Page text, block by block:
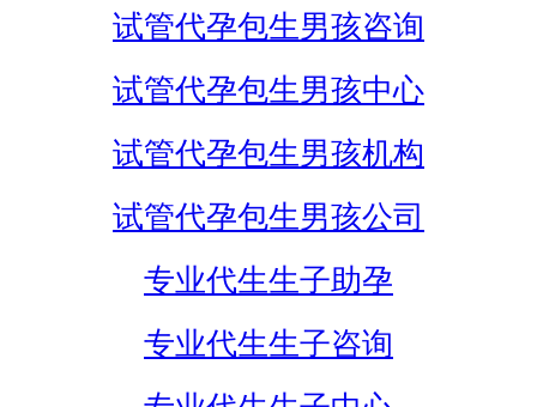
试管代孕包生男孩咨询
试管代孕包生男孩中心
试管代孕包生男孩机构
试管代孕包生男孩公司
专业代生生子助孕
专业代生生子咨询